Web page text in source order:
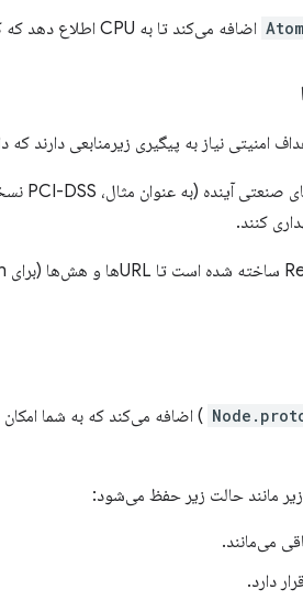
اضافه می‌کند تا به CPU اطلاع دهد که کد فعلی در حال اجرای یک spinlock است.
امنیتی نیاز به پیگیری زیرمنابعی دارند که
کنند.
مانند حالت زیر حفظ می‌شود:
می‌مانند.
دارد.